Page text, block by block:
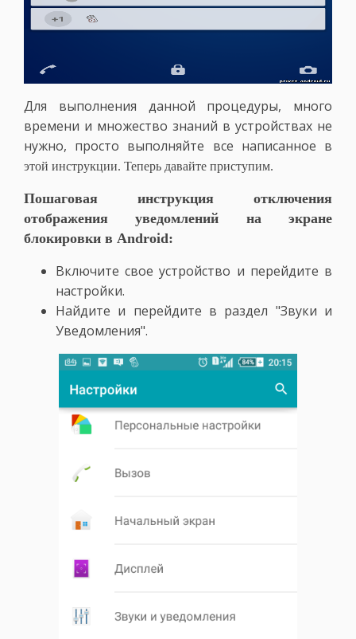
Для выполнения данной процедуры, много
времени и множество знаний в устройствах не
нужно, просто выполняйте все написанное в
этой инструкции. Теперь давайте приступим.
Пошаговая инструкция отключения
отображения уведомлений на экране
блокировки в Android:
Включите свое устройство и перейдите в
настройки.
Найдите и перейдите в раздел "Звуки и
Уведомления".